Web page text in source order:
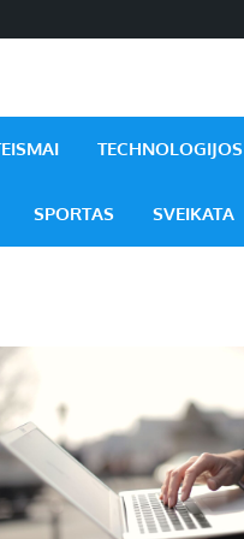
TECHNOLOGIJOS
SPORTAS SVEIKATA